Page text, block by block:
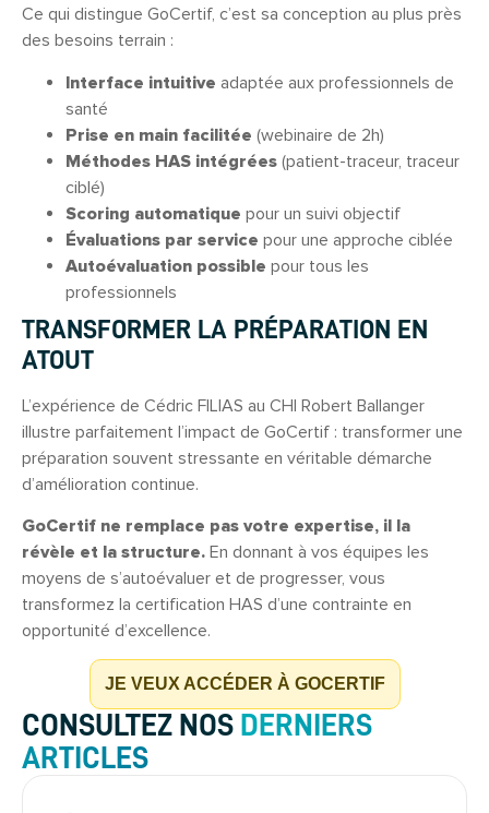
Ce qui distingue GoCertif, c’est sa conception au plus près
des besoins terrain :
Interface intuitive adaptée aux professionnels de
santé
Prise en main facilitée (webinaire de 2h)
Méthodes HAS intégrées (patient-traceur, traceur
ciblé)
Scoring automatique pour un suivi objectif
Évaluations par service pour une approche ciblée
Autoévaluation possible pour tous les
professionnels
TRANSFORMER LA PRÉPARATION EN
ATOUT
L’expérience de Cédric FILIAS au CHI Robert Ballanger
illustre parfaitement l’impact de GoCertif : transformer une
préparation souvent stressante en véritable démarche
d’amélioration continue.
GoCertif ne remplace pas votre expertise, il la
révèle et la structure. En donnant à vos équipes les
moyens de s’autoévaluer et de progresser, vous
transformez la certification HAS d’une contrainte en
opportunité d’excellence.
JE VEUX ACCÉDER À GOCERTIF
CONSULTEZ NOS DERNIERS
ARTICLES